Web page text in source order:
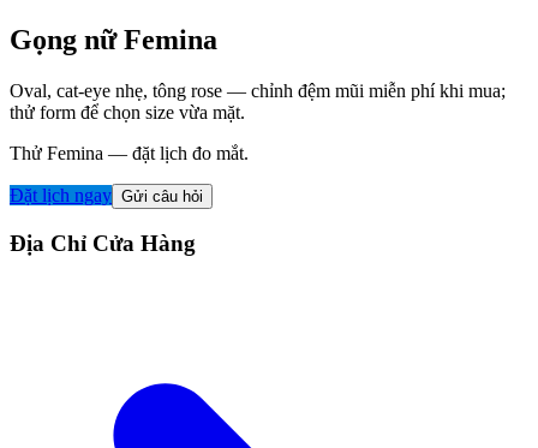
Gọng nữ Femina
Oval, cat-eye nhẹ, tông rose — chỉnh đệm mũi miễn phí khi mua;
thử form để chọn size vừa mặt.
Thử Femina — đặt lịch đo mắt.
Đặt lịch ngay Gửi câu hỏi
Địa Chỉ Cửa Hàng